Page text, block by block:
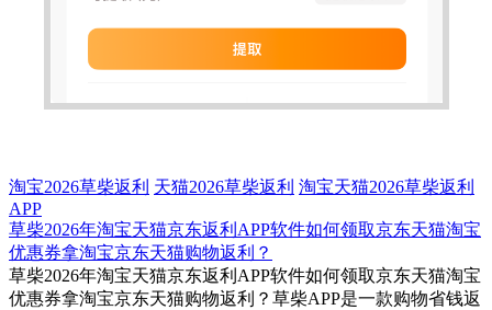
淘宝2026草柴返利 天猫2026草柴返利 淘宝天猫2026草柴返利
APP
草柴2026年淘宝天猫京东返利APP软件如何领取京东天猫淘宝
优惠券拿淘宝京东天猫购物返利？
草柴2026年淘宝天猫京东返利APP软件如何领取京东天猫淘宝
优惠券拿淘宝京东天猫购物返利？草柴APP是一款购物省钱返